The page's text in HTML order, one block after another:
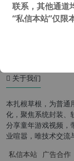
关于我们
本扎根草根，为普通
化，聚焦系统封装、
分享童年游戏视频，
业喧嚣，唯技术交流
私信本站 广告合作
联系，其他通道
“私信本站”仅限